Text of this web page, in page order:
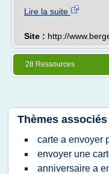
Lire la suite
Site : http://
28 Ressources
Thèmes associés
carte a envoyer
envoyer une
anniversaire a